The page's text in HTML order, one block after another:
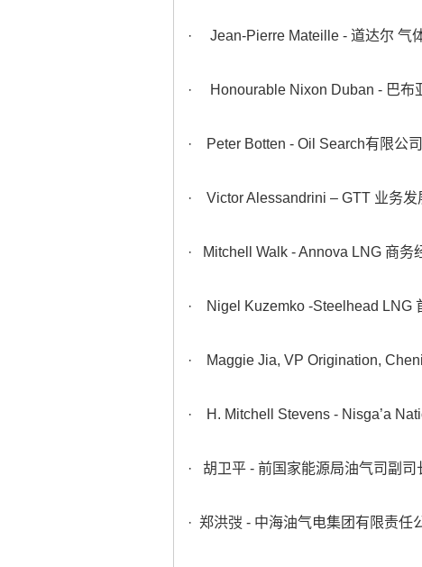
· Jean-Pierre Mateille - 道达尔 气
· Honourable Nixon Duban - 巴布
· Peter Botten - Oil Search有限公
· Victor Alessandrini – GTT 业务发
· Mitchell Walk - Annova LNG 商务
· Nigel Kuzemko -Steelhead LNG
· Maggie Jia, VP Origination,
· H. Mitchell Stevens - Nisga’a
· 胡卫平 - 前国家能源局油气司副司
· 郑洪弢 - 中海油气电集团有限责任